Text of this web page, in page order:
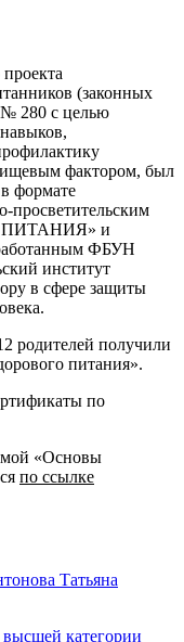
(законных
280 с целью
фактором, был
формате
просветительским
ПИТАНИЯ» и
ФБУН
институт
в сфере защиты
родителей получили
питания».
по
«Основы
по ссылке
Татьяна
категории